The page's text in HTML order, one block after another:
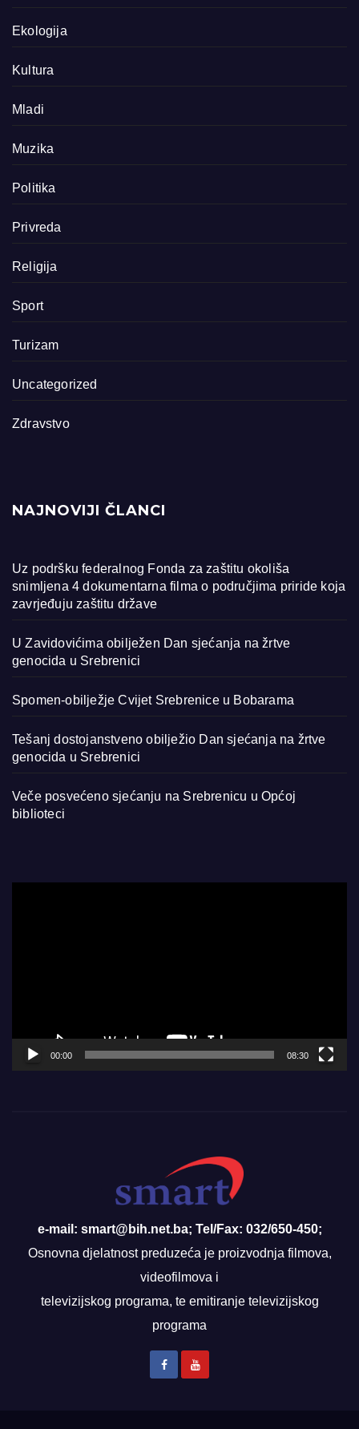
Ekologija
Kultura
Mladi
Muzika
Politika
Privreda
Religija
Sport
Turizam
Uncategorized
Zdravstvo
NAJNOVIJI ČLANCI
Uz podršku federalnog Fonda za zaštitu okoliša
snimljena 4 dokumentarna filma o područjima priride koja
zavrjeđuju zaštitu države
U Zavidovićima obilježen Dan sjećanja na žrtve
genocida u Srebrenici
Spomen-obilježje Cvijet Srebrenice u Bobarama
Tešanj dostojanstveno obilježio Dan sjećanja na žrtve
genocida u Srebrenici
Veče posvećeno sjećanju na Srebrenicu u Općoj
biblioteci
00:00 08:30
e-mail: smart@bih.net.ba; Tel/Fax: 032/650-450;
Osnovna djelatnost preduzeća je proizvodnja filmova,
videofilmova i
televizijskog programa, te emitiranje televizijskog
programa